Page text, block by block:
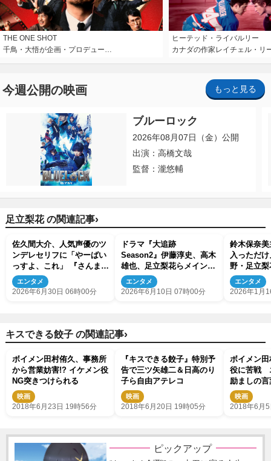
THE ONE SHOT
千鳥・大悟が企画・プロデュー…
ヒーテッド・ライバルリー
カナダの作家レイチェル・リ
今週公開の映画 もっと見る
ブルーロック
2026年08月07日（金）公開
出演：高橋文哉
監督：瀧悠輔
足立梨花 の関連記事›
佐久間大介、人気声優のツ
ンデレセリフに「やーばい
っすよ、これ」 『さんま御
殿』に豪華声優が集結
エンタメ
2026年6月30日 06時00分
ドラマ『大追跡
Season2』伊藤淳史、高木
雄也、足立梨花らメインキ
ャストがSeason1から続投
エンタメ
2026年6月10日 07時00分
鈴木保奈
入っただ
野・足立
スト出演決
エンタメ
2026年1月
キスできる餃子 の関連記事›
ボイメン田村侑久、事務所
から営業妨害!? イケメン役
NG突きつけられる
映画
2018年6月23日 19時56分
『キスできる餃子』特別予
告で三ツ矢雄二＆日高のり
子ら自由アテレコ
映画
2018年6月20日 19時05分
ボイメン
役に苦戦
励ましの
映画
2018年6月
ピックアップ